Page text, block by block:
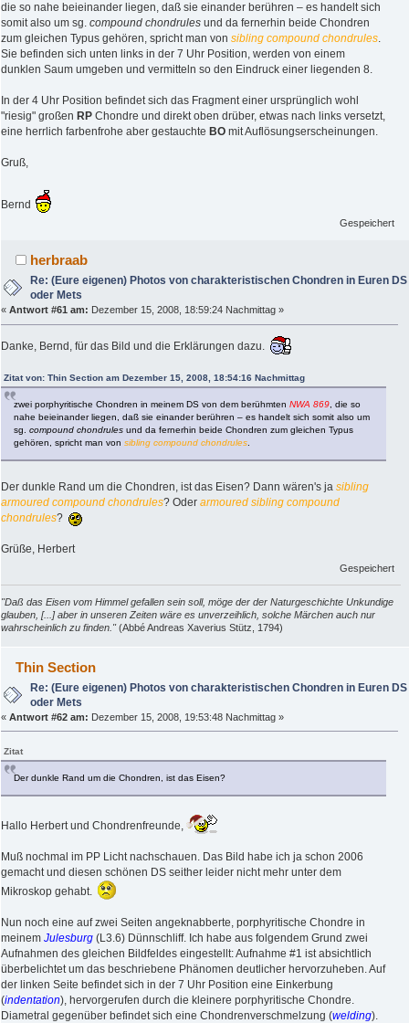
die so nahe beieinander liegen, daß sie einander berühren – es handelt sich
somit also um sg. compound chondrules und da fernerhin beide Chondren
zum gleichen Typus gehören, spricht man von sibling compound chondrules.
Sie befinden sich unten links in der 7 Uhr Position, werden von einem
dunklen Saum umgeben und vermitteln so den Eindruck einer liegenden 8.
In der 4 Uhr Position befindet sich das Fragment einer ursprünglich wohl
"riesig" großen RP Chondre und direkt oben drüber, etwas nach links versetzt,
eine herrlich farbenfrohe aber gestauchte BO mit Auflösungserscheinungen.
Gruß,
Bernd
Gespeichert
herbraab
Re: (Eure eigenen) Photos von charakteristischen Chondren in Euren DS
oder Mets
« Antwort #61 am: Dezember 15, 2008, 18:59:24 Nachmittag »
Danke, Bernd, für das Bild und die Erklärungen dazu.
Zitat von: Thin Section am Dezember 15, 2008, 18:54:16 Nachmittag
zwei porphyritische Chondren in meinem DS von dem berühmten NWA 869, die so
nahe beieinander liegen, daß sie einander berühren – es handelt sich somit also um
sg. compound chondrules und da fernerhin beide Chondren zum gleichen Typus
gehören, spricht man von sibling compound chondrules.
Der dunkle Rand um die Chondren, ist das Eisen? Dann wären's ja sibling
armoured compound chondrules? Oder armoured sibling compound
chondrules?
Grüße, Herbert
Gespeichert
"Daß das Eisen vom Himmel gefallen sein soll, möge der der Naturgeschichte Unkundige
glauben, [...] aber in unseren Zeiten wäre es unverzeihlich, solche Märchen auch nur
wahrscheinlich zu finden."(Abbé Andreas Xaverius Stütz, 1794)
Thin Section
Re: (Eure eigenen) Photos von charakteristischen Chondren in Euren DS
oder Mets
« Antwort #62 am: Dezember 15, 2008, 19:53:48 Nachmittag »
Zitat
Der dunkle Rand um die Chondren, ist das Eisen?
Hallo Herbert und Chondrenfreunde,
Muß nochmal im PP Licht nachschauen. Das Bild habe ich ja schon 2006
gemacht und diesen schönen DS seither leider nicht mehr unter dem
Mikroskop gehabt.
Nun noch eine auf zwei Seiten angeknabberte, porphyritische Chondre in
meinem Julesburg (L3.6) Dünnschliff. Ich habe aus folgendem Grund zwei
Aufnahmen des gleichen Bildfeldes eingestellt: Aufnahme #1 ist absichtlich
überbelichtet um das beschriebene Phänomen deutlicher hervorzuheben. Auf
der linken Seite befindet sich in der 7 Uhr Position eine Einkerbung
(indentation), hervorgerufen durch die kleinere porphyritische Chondre.
Diametral gegenüber befindet sich eine Chondrenverschmelzung (welding).